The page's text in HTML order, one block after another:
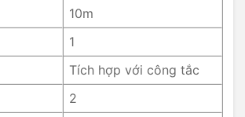
10m
1
Tích hợp với công tắc
2